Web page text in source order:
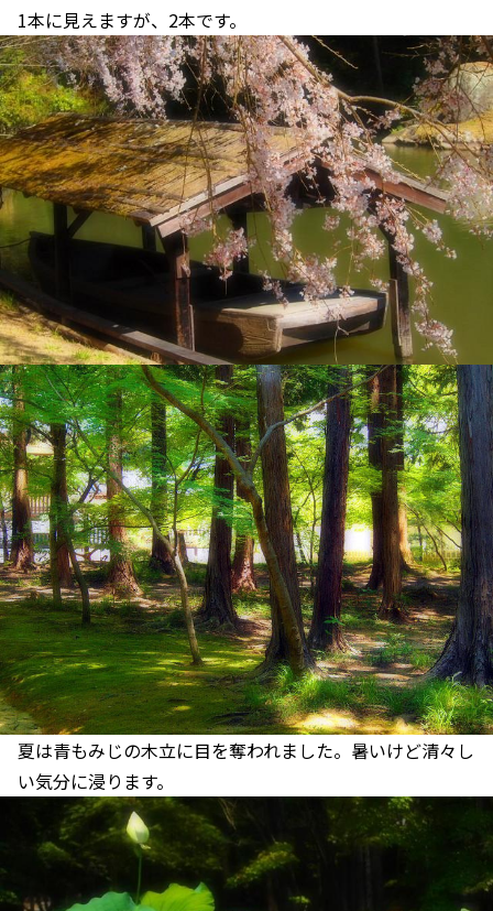
1本に見えますが、2本です。
夏は青もみじの木立に目を奪われました。暑いけど清々し
い気分に浸ります。